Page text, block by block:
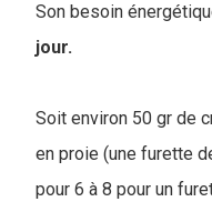
Son besoin
jour.
Soit environ 50 gr de
en proie (une furette
pour 6 à 8 pour un